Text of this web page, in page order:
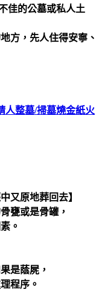
佳的公墓或私人土
方，先人住得安寧、
又原地葬回去】
甕或是骨罐，
。
是蔭屍，
程序。